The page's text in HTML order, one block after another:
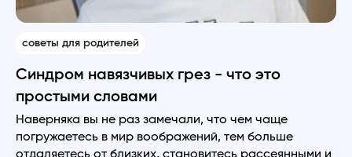
советы для родителей
Синдром навязчивых грез - что это
простыми словами
Наверняка вы не раз замечали, что чем чаще
погружаетесь в мир воображений, тем больше
отдаляетесь от близких, становитесь рассеянными и